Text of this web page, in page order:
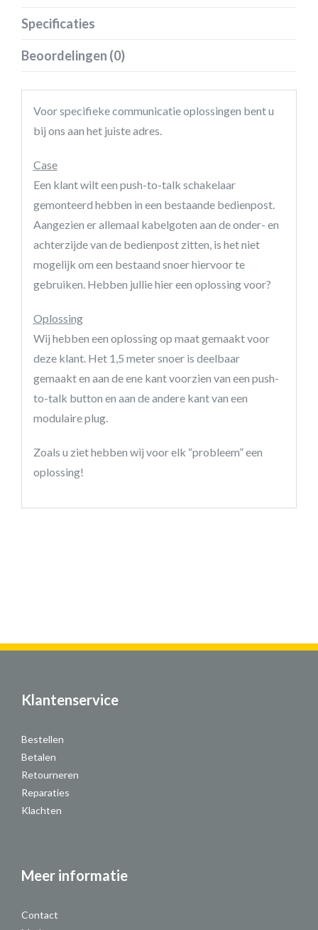
Specificaties
Beoordelingen (0)
Voor specifieke communicatie oplossingen bent u
bij ons aan het juiste adres.
Case
Een klant wilt een push-to-talk schakelaar
gemonteerd hebben in een bestaande bedienpost.
Aangezien er allemaal kabelgoten aan de onder- en
achterzijde van de bedienpost zitten, is het niet
mogelijk om een bestaand snoer hiervoor te
gebruiken. Hebben jullie hier een oplossing voor?
Oplossing
Wij hebben een oplossing op maat gemaakt voor
deze klant. Het 1,5 meter snoer is deelbaar
gemaakt en aan de ene kant voorzien van een push-
to-talk button en aan de andere kant van een
modulaire plug.
Zoals u ziet hebben wij voor elk “probleem” een
oplossing!
Klantenservice
Bestellen
Betalen
Retourneren
Reparaties
Klachten
Meer informatie
Contact